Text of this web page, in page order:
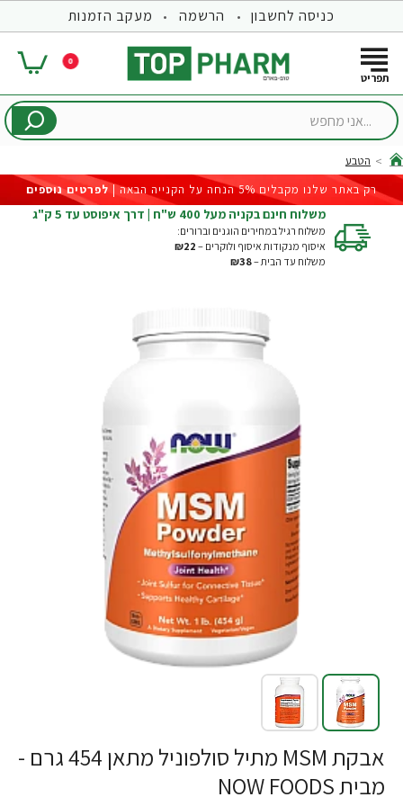
כניסה לחשבון הרשמה מעקב הזמנות
0
...אני
home
הטבע
רק באתר שלנו מקבלים 5% הנחה על הקנייה הבאה |
לפרטים נוספים
משלוח חינם בקניה מעל 400 ש"ח | דרך איפוסט עד 5 ק"ג
משלוח רגיל במחירים הוגנים וברורים:
איסוף מנקודות איסוף ולוקרים – ₪22
משלוח עד הבית –₪38
-24%
אבקת MSM מתיל סולפוניל מתאן 454 גרם -
מבית NOW FOODS